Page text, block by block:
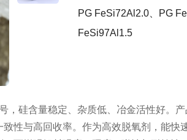
PG FeSi72Al2.0、PG
FeSi97Al1.5
，硅含量稳定、杂质低、冶金活性好。
性与高回收率。作为高效脱氧剂，能快